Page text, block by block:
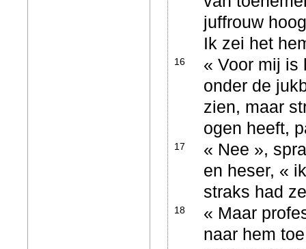
juffrouw
Ik zei het
16
« Voor mij is
onder de
zien, maar
ogen heeft,
17
« Nee »,
en heser, «
straks had
18
« Maar
naar hem